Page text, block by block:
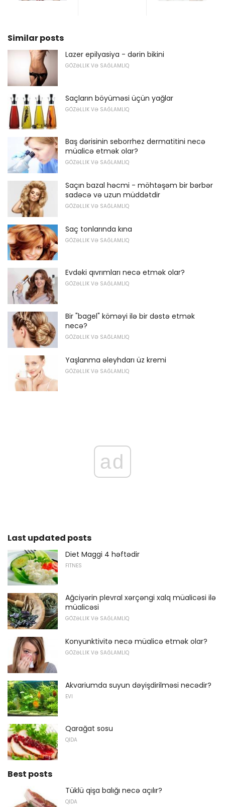
Similar posts
Lazer epilyasiya - dərin bikini
GÖZƏLLIK VƏ SAĞLAMLIQ
Saçların böyüməsi üçün yağlar
GÖZƏLLIK VƏ SAĞLAMLIQ
Baş dərisinin seborrhez dermatitini necə
müalicə etmək olar?
GÖZƏLLIK VƏ SAĞLAMLIQ
Saçın bazal həcmi - möhtəşəm bir bərbər
sadəcə və uzun müddətdir
GÖZƏLLIK VƏ SAĞLAMLIQ
Saç tonlarında kına
GÖZƏLLIK VƏ SAĞLAMLIQ
Evdəki qıvrımları necə etmək olar?
GÖZƏLLIK VƏ SAĞLAMLIQ
Bir "bagel" köməyi ilə bir dəstə etmək
necə?
GÖZƏLLIK VƏ SAĞLAMLIQ
Yaşlanma əleyhdarı üz kremi
GÖZƏLLIK VƏ SAĞLAMLIQ
ad
Last updated posts
Diet Maggi 4 həftədir
FITNES
Ağciyərin plevral xərçəngi xalq müalicəsi ilə
müalicəsi
GÖZƏLLIK VƏ SAĞLAMLIQ
Konyunktivitə necə müalicə etmək olar?
GÖZƏLLIK VƏ SAĞLAMLIQ
Akvariumda suyun dəyişdirilməsi necədir?
EVI
Qarağat sosu
QIDA
Best posts
Tüklü qişa balığı necə açılır?
QIDA